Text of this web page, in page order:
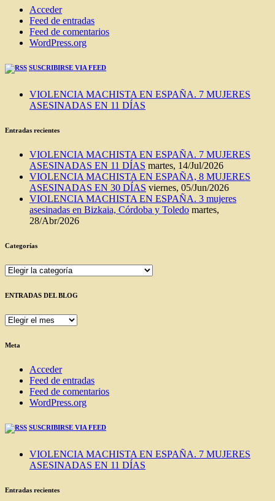
Acceder
Feed de entradas
Feed de comentarios
WordPress.org
SUSCRIBIRSE VIA FEED
VIOLENCIA MACHISTA EN ESPAÑA. 7 MUJERES
ASESINADAS EN 11 DÍAS
Entradas recientes
VIOLENCIA MACHISTA EN ESPAÑA. 7 MUJERES
ASESINADAS EN 11 DÍAS martes, 14/Jul/2026
VIOLENCIA MACHISTA EN ESPAÑA, 8 MUJERES
ASESINADAS EN 30 DÍAS viernes, 05/Jun/2026
VIOLENCIA MACHISTA EN ESPAÑA. 3 mujeres
asesinadas en Bizkaia, Córdoba y Toledo martes,
28/Abr/2026
Categorías
Categorías
ENTRADAS DEL BLOG
ENTRADAS
BLOG
Meta
Acceder
Feed de entradas
Feed de comentarios
WordPress.org
SUSCRIBIRSE VIA FEED
VIOLENCIA MACHISTA EN ESPAÑA. 7 MUJERES
ASESINADAS EN 11 DÍAS
Entradas recientes